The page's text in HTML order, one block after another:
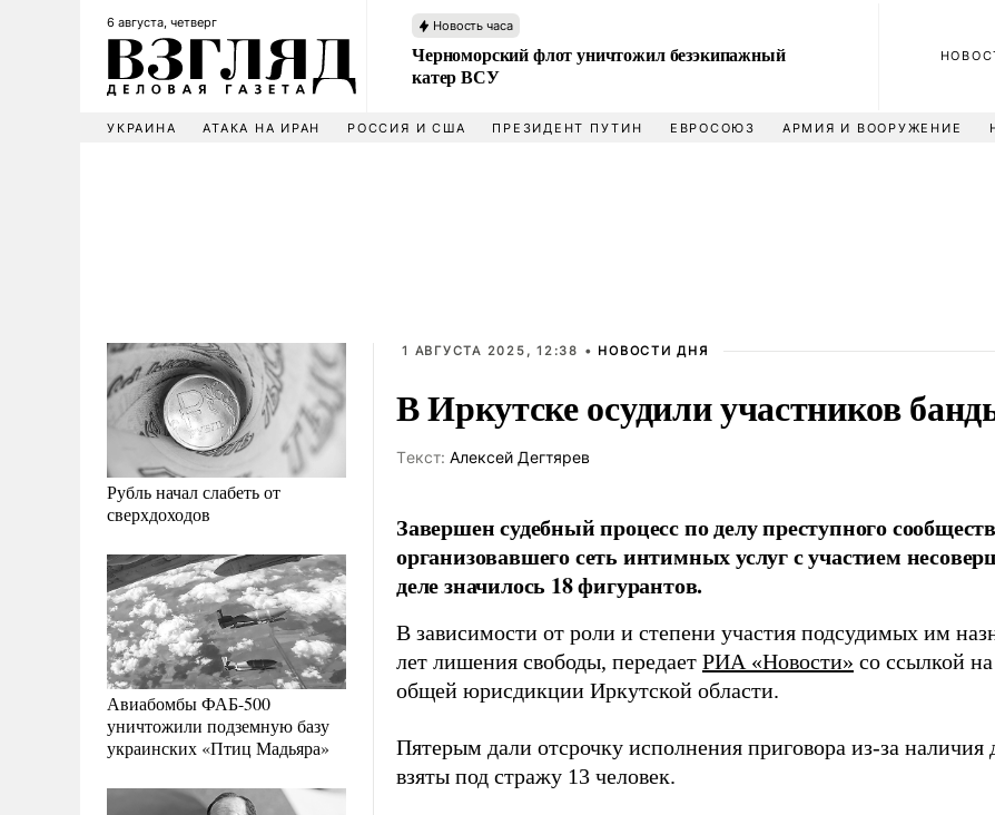
6 августа, четверг Новость часа
Черноморский флот уничтожил безэкипажный
катер ВСУ
УКРАИНА АТАКА НА ИРАН РОССИЯ И США ПРЕЗИДЕНТ ПУТИН ЕВРОСОЮЗ АРМИЯ И ВООРУЖЕНИЕ
Рубль начал слабеть от
сверхдоходов
Авиабомбы ФАБ-500
уничтожили подземную базу
украинских «Птиц Мадьяра»
1 АВГУСТА 2025, 12:38 • НОВОСТИ ДНЯ
В Иркутске осудили участников
Tекст: Алексей Дегтярев
Завершен судебный процесс по делу преступного
организовавшего сеть интимных услуг с участием
деле значилось 18 фигурантов.
В зависимости от роли и степени участия подсудимых им
лет лишения свободы, передает РИА «Новости» со ссылкой
общей юрисдикции Иркутской области.
Пятерым дали отсрочку исполнения приговора из-за наличия
взяты под стражу 13 человек.